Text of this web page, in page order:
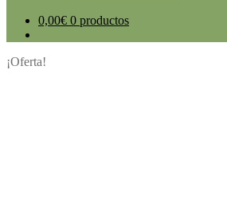
0,00€ 0 productos
¡Oferta!